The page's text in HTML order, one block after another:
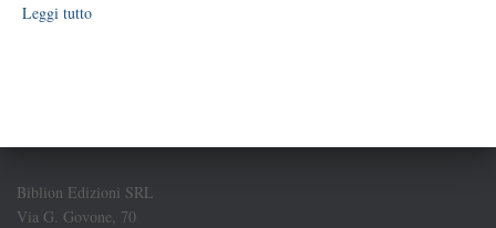
Leggi tutto
Biblion Edizioni SRL
Via G. Govone, 70